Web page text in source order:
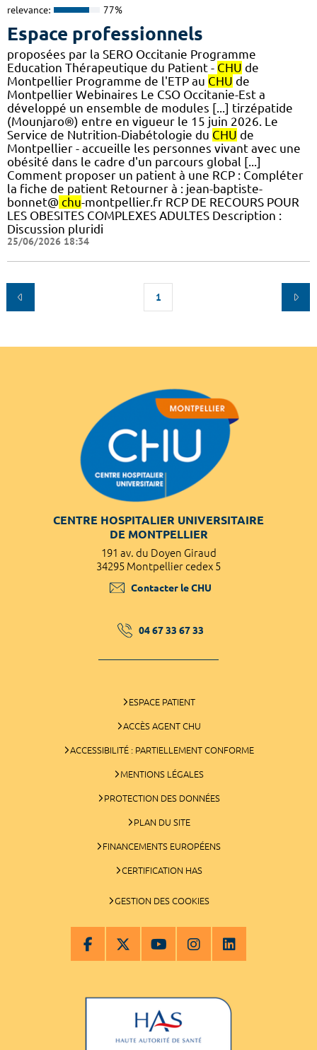
relevance: 77%
Espace professionnels
proposées par la SERO Occitanie Programme
Education Thérapeutique du Patient - CHU de
Montpellier Programme de l'ETP au CHU de
Montpellier Webinaires Le CSO Occitanie-Est a
développé un ensemble de modules [...] tirzépatide
(Mounjaro®) entre en vigueur le 15 juin 2026. Le
Service de Nutrition-Diabétologie du CHU de
Montpellier - accueille les personnes vivant avec une
obésité dans le cadre d'un parcours global [...]
Comment proposer un patient à une RCP : Compléter
la fiche de patient Retourner à : jean-baptiste-
bonnet@ chu-montpellier.fr RCP DE RECOURS POUR
LES OBESITES COMPLEXES ADULTES Description :
Discussion pluridi
25/06/2026 18:34
1
CENTRE HOSPITALIER UNIVERSITAIRE
DE MONTPELLIER
191 av. du Doyen Giraud
34295 Montpellier cedex 5
Contacter le CHU
04 67 33 67 33
ESPACE PATIENT
ACCÈS AGENT CHU
ACCESSIBILITÉ : PARTIELLEMENT CONFORME
MENTIONS LÉGALES
PROTECTION DES DONNÉES
PLAN DU SITE
FINANCEMENTS EUROPÉENS
CERTIFICATION HAS
GESTION DES COOKIES